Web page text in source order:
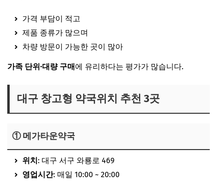
가격 부담이 적고
제품 종류가 많으며
차량 방문이 가능한 곳이 많아
가족 단위·대량 구매에 유리하다는 평가가 많습니다.
대구 창고형 약국위치 추천 3곳
① 메가타운약국
위치: 대구 서구 와룡로 469
영업시간: 매일 10:00 ~ 20:00